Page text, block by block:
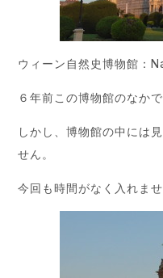
ウィーン自然史博物館：
６年前この博物館のなか
しかし、博物館の中には
せん。
今回も時間がなく入れませ